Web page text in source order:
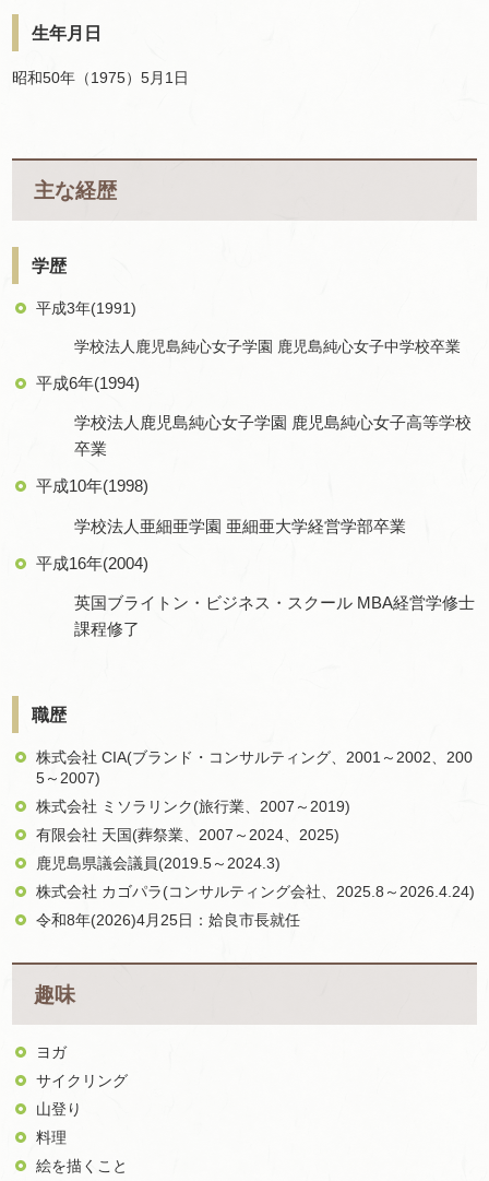
生年月日
昭和50年（1975）5月1日
主な経歴
学歴
平成3年(1991)
学校法人鹿児島純心女子学園 鹿児島純心女子中学校卒業
平成6年(1994)
学校法人鹿児島純心女子学園 鹿児島純心女子高等学校
卒業
平成10年(1998)
学校法人亜細亜学園 亜細亜大学経営学部卒業
平成16年(2004)
英国ブライトン・ビジネス・スクール​​ ​​​​​MBA経営学修士
課程修了
職歴
株式会社 CIA(ブランド・コンサルティング、2001～2002、200
5～2007)
株式会社 ミソラリンク(旅行業、2007～2019)
有限会社 天国(葬祭業、2007～2024、2025)
鹿児島県議会議員(2019.5～2024.3)
株式会社 カゴパラ(コンサルティング会社、2025.8～2026.4.24)
令和8年(2026)4月25日：姶良市長就任
趣味
ヨガ
サイクリング
山登り
料理
絵を描くこと